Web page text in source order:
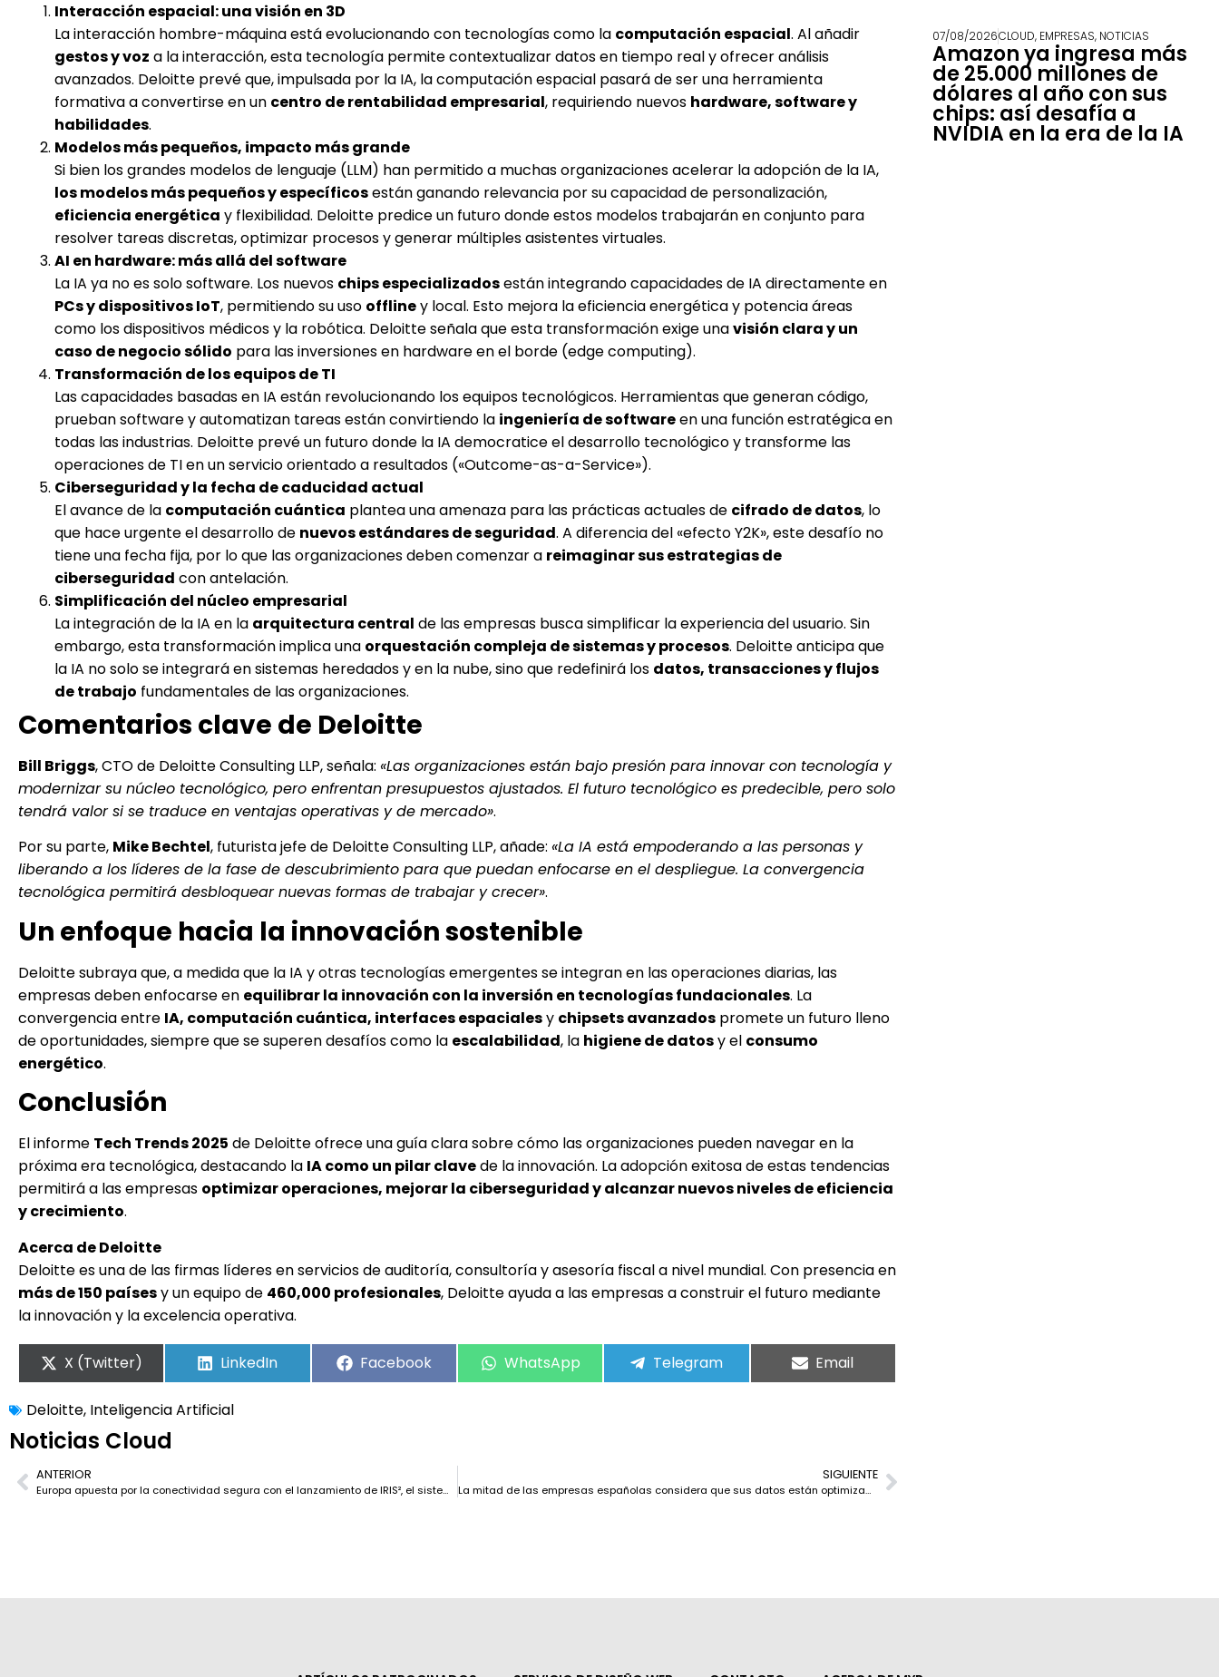
Interacción espacial: una visión en 3D
La interacción hombre-máquina está evolucionando con tecnologías como la computación espacial. Al añadir
gestos y voz a la interacción, esta tecnología permite contextualizar datos en tiempo real y ofrecer análisis
avanzados. Deloitte prevé que, impulsada por la IA, la computación espacial pasará de ser una herramienta
formativa a convertirse en un centro de rentabilidad empresarial, requiriendo nuevos hardware, software y
habilidades.
Modelos más pequeños, impacto más grande
Si bien los grandes modelos de lenguaje (LLM) han permitido a muchas organizaciones acelerar la adopción de la IA,
los modelos más pequeños y específicosestán ganando relevancia por su capacidad de personalización,
eficiencia energética y flexibilidad. Deloitte predice un futuro donde estos modelos trabajarán en conjunto para
resolver tareas discretas, optimizar procesos y generar múltiples asistentes virtuales.
AI en hardware: más allá del software
La IA ya no es solo software. Los nuevos chips especializadosestán integrando capacidades de IA directamente en
PCs y dispositivos IoT, permitiendo su uso offliney local. Esto mejora la eficiencia energética y potencia áreas
como los dispositivos médicos y la robótica. Deloitte señala que esta transformación exige unavisión clara y un
caso de negocio sólido para las inversiones en hardware en el borde (edge computing).
Transformación de los equipos de TI
Las capacidades basadas en IA están revolucionando los equipos tecnológicos. Herramientas que generan código,
prueban software y automatizan tareas están convirtiendo la ingeniería de softwareen una función estratégica en
todas las industrias. Deloitte prevé un futuro donde la IA democratice el desarrollo tecnológico y transforme las
operaciones de TI en un servicio orientado a resultados («Outcome-as-a-Service»).
Ciberseguridad y la fecha de caducidad actual
El avance de la computación cuántica plantea una amenaza para las prácticas actuales de cifrado de datos, lo
que hace urgente el desarrollo de nuevos estándares de seguridad. A diferencia del «efecto Y2K», este desafío no
tiene una fecha fija, por lo que las organizaciones deben comenzar a reimaginar sus estrategias de
ciberseguridad con antelación.
Simplificación del núcleo empresarial
La integración de la IA en la arquitectura central de las empresas busca simplificar la experiencia del usuario. Sin
embargo, esta transformación implica una orquestación compleja de sistemas y procesos. Deloitte anticipa que
la IA no solo se integrará en sistemas heredados y en la nube, sino que redefinirá los datos, transacciones y flujos
de trabajo fundamentales de las organizaciones.
Comentarios clave de Deloitte
Bill Briggs, CTO de Deloitte Consulting LLP, señala: «Las organizaciones están bajo presión para innovar con tecnología y
modernizar su núcleo tecnológico, pero enfrentan presupuestos ajustados. El futuro tecnológico es predecible, pero solo
tendrá valor si se traduce en ventajas operativas y de mercado».
Por su parte, Mike Bechtel, futurista jefe de Deloitte Consulting LLP, añade: «La IA está empoderando a las personas y
liberando a los líderes de la fase de descubrimiento para que puedan enfocarse en el despliegue. La convergencia
tecnológica permitirá desbloquear nuevas formas de trabajar y crecer».
Un enfoque hacia la innovación sostenible
Deloitte subraya que, a medida que la IA y otras tecnologías emergentes se integran en las operaciones diarias, las
empresas deben enfocarse en equilibrar la innovación con la inversión en tecnologías fundacionales. La
convergencia entre IA, computación cuántica, interfaces espacialesy chipsets avanzados promete un futuro lleno
de oportunidades, siempre que se superen desafíos como la escalabilidad, la higiene de datosy el consumo
energético.
Conclusión
El informe Tech Trends 2025 de Deloitte ofrece una guía clara sobre cómo las organizaciones pueden navegar en la
próxima era tecnológica, destacando la IA como un pilar clavede la innovación. La adopción exitosa de estas tendencias
permitirá a las empresas optimizar operaciones, mejorar la ciberseguridad y alcanzar nuevos niveles de eficiencia
y crecimiento.
Acerca de Deloitte
Deloitte es una de las firmas líderes en servicios de auditoría, consultoría y asesoría fiscal a nivel mundial. Con presencia en
más de 150 paísesy un equipo de 460,000 profesionales, Deloitte ayuda a las empresas a construir el futuro mediante
la innovación y la excelencia operativa.
X (Twitter) LinkedIn Facebook WhatsApp Telegram Email
Deloitte, Inteligencia Artificial
Noticias Cloud
ANTERIOR
Europa apuesta por la conectividad segura con el lanzamiento de IRIS², el sistema de satélites de comunicación del futuro
SIGUIENTE
La mitad de las empresas españolas considera que sus datos están optimizados para la IA
07/08/2026CLOUD, EMPRESAS, NOTICIAS
Amazon ya ingresa más
de 25.000 millones de
dólares al año con sus
chips: así desafía a
NVIDIA en la era de la IA